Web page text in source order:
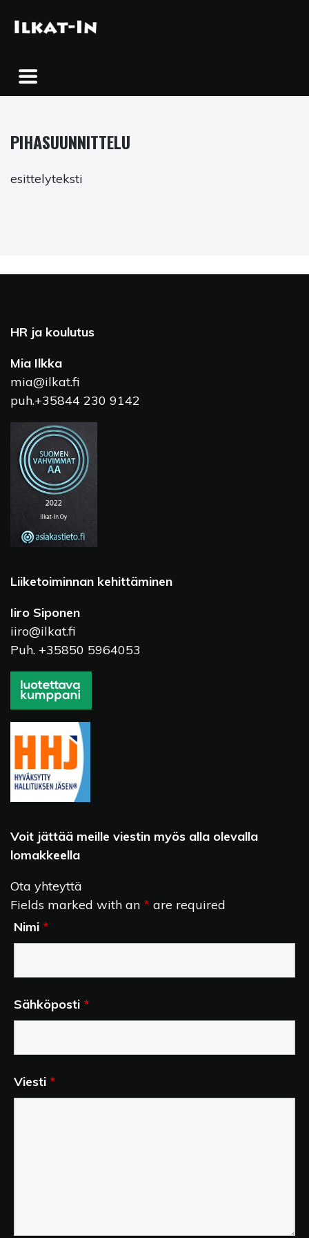
PIHASUUNNITTELU
esittelyteksti
HR ja koulutus
Mia Ilkka
mia@ilkat.fi
puh.+35844 230 9142
Liiketoiminnan kehittäminen
Iiro Siponen
iiro@ilkat.fi
Puh. +35850 5964053
Voit jättää meille viestin myös alla olevalla
lomakkeella
Ota yhteyttä
Fields marked with an * are required
Nimi *
Sähköposti *
Viesti *